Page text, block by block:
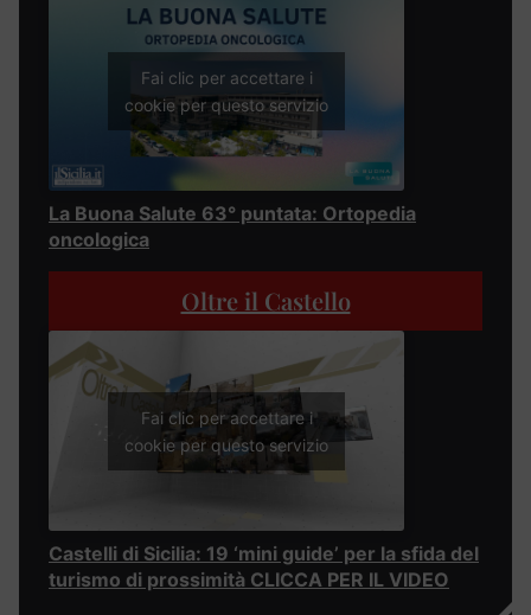
Fai clic per accettare i
cookie per questo servizio
La Buona Salute 63° puntata: Ortopedia
oncologica
Oltre il Castello
Fai clic per accettare i
cookie per questo servizio
Castelli di Sicilia: 19 ‘mini guide’ per la sfida del
turismo di prossimità CLICCA PER IL VIDEO